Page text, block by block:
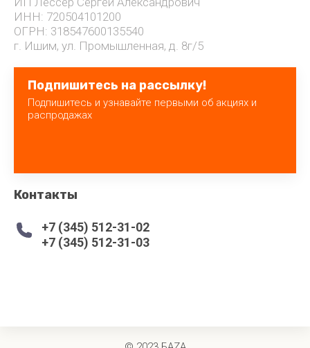
ИНН: 720504101200
ОГРН: 318547600135540
г. Ишим, ул. Промышленная, д. 8г/5
Подпишитесь на рассылку!
Подпишитесь и узнавайте первыми об акциях и
распродажах
Контакты
+7 (345) 512-31-02
+7 (345) 512-31-03